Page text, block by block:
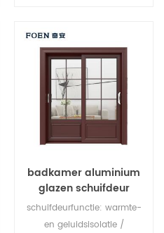
beveiliging tegen diefstal zijn
uitstekend. gevarieerde
deurtypen om te voldoen aan
verschillende architecturale
behoeften.
badkamer aluminium
glazen schuifdeur
schuifdeurfunctie: warmte-
en geluidsisolatie /